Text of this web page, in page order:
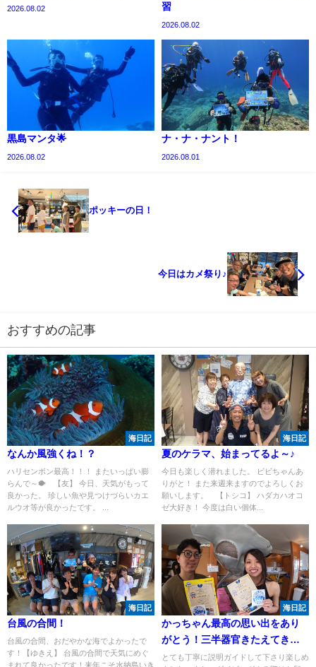
2026.08.02
習
2026.08.02
黒島マンタ🌟
2026.08.02
ナ・ナ・ナント！
2026.08.01
ポッキーの日！
今日はカメ祭り♪
おすすめの記事
海日記
なんか風強くね！？
ハリセンボン最高！！！ またいっぱい膨
らんで～🐡 【友】 今日、天気がもって
良かった。 珍しい魚や見つけづらいカエ
ルウオ等が良かったです。 ...
海日記
夏のケラマ、始まってるよ～♪
今日も楽しく潜れました。 ビビちゃんあ
りがと！ また来週来ますのでよろしくお
願いします。 【トシコ】 ハダカハオコ
ゼ大好き！ 今度は白い個体...
海日記
台風の合間！
台風の合間、おだやかな海でよかったで
す！【ゆきえ】 台風の合間で天気にめぐ
まれて良かったです！来年こそ水納島いき
海日記
かっちゃん最高の思い出をあり
がとう！三半器官きたえてきま
す！
とても丁寧に説明ガイドして下さり楽しめ